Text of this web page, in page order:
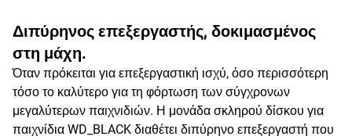
Διπύρηνος επεξεργαστής, δοκιμασμένος
στη μάχη.
Όταν πρόκειται για επεξεργαστική ισχύ, όσο περισσότερη
τόσο το καλύτερο για τη φόρτωση των σύγχρονων
μεγαλύτερων παιχνιδιών. Η μονάδα σκληρού δίσκου για
παιχνίδια WD_BLACK διαθέτει διπύρηνο επεξεργαστή που